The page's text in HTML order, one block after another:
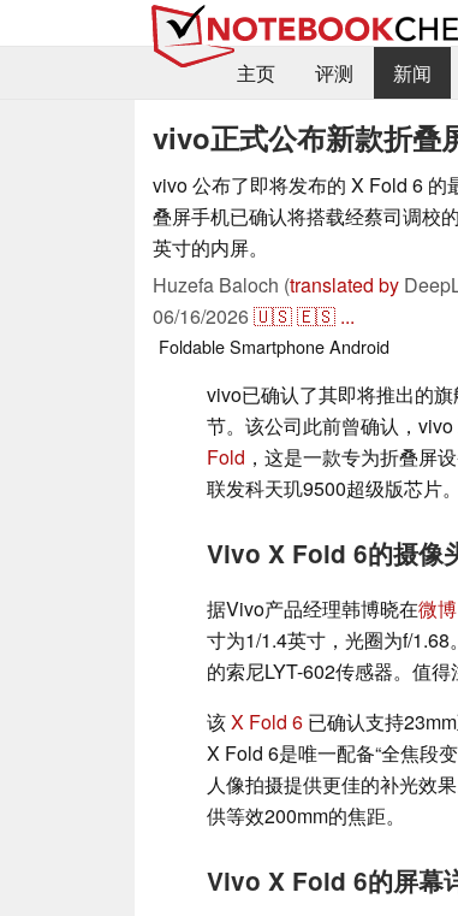
主页
评测 新闻
vivo正式公布新款折叠
vivo 公布了即将发布的 X Fold 6
叠屏手机已确认将搭载经蔡司调校
英寸的内屏。
Huzefa Baloch (translated by
06/16/2026🇺🇸🇪🇸 ...
FoldableSmartphoneAndroid
vivo已确认了其即将推出的
节。该公司此前曾确认，
Fold ，这是一款专为折叠屏
联发科天玑9500超级版芯片。
Vivo X Fold 6的摄像
据Vivo产品经理韩博晓在微博
寸为1/1.4英寸，光圈为f/1.68
的索尼LYT-602传感器。值
该X Fold 6 已确认支持
X Fold 6是唯一配备“全焦段
人像拍摄提供更佳的补光效
供等效200mm的焦距。
Vivo X Fold 6的屏幕